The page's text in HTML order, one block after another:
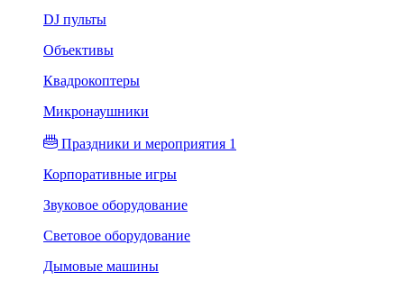
DJ пульты
Объективы
Квадрокоптеры
Микронаушники
Праздники и мероприятия 1
Корпоративные игры
Звуковое оборудование
Световое оборудование
Дымовые машины